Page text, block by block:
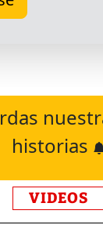
historias
VIDEOS